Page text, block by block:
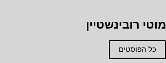
מוטי רובינשטיין
כל הפוסטים